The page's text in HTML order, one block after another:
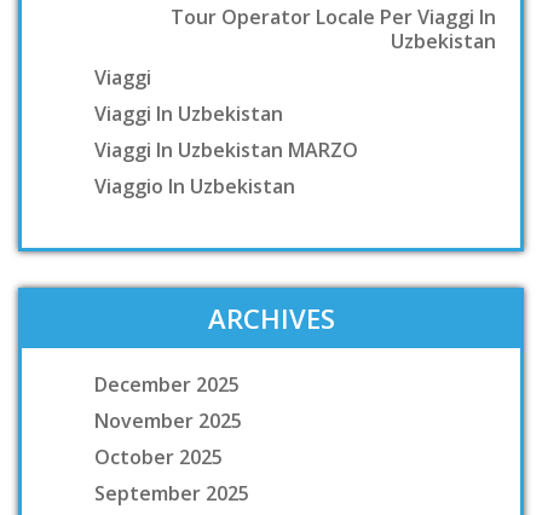
Tour Operator Locale Per Viaggi In
Uzbekistan
Viaggi
Viaggi In Uzbekistan
Viaggi In Uzbekistan MARZO
Viaggio In Uzbekistan
ARCHIVES
December 2025
November 2025
October 2025
September 2025